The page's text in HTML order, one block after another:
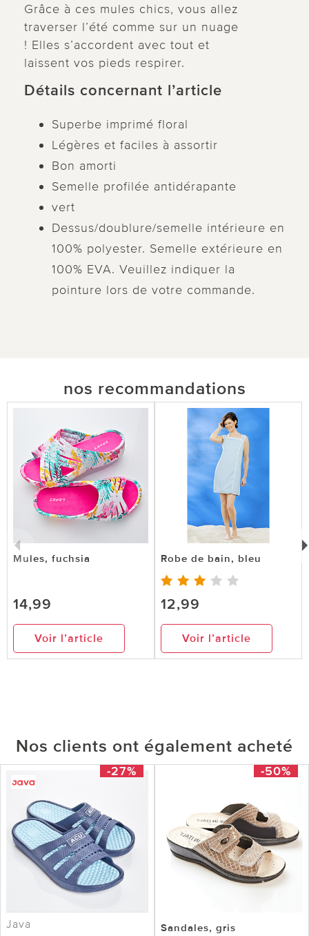
Grâce à ces mules chics, vous allez
traverser l’été comme sur un nuage
! Elles s’accordent avec tout et
laissent vos pieds respirer.
Détails concernant l’article
Superbe imprimé floral
Légères et faciles à assortir
Bon amorti
Semelle profilée antidérapante
vert
Dessus/doublure/semelle intérieure en
100% polyester. Semelle extérieure en
100% EVA. Veuillez indiquer la
pointure lors de votre commande.
nos recommandations
Mules, fuchsia
14,99
Voir l’article
Robe de bain, bleu
12,99
Voir l’article
Nos clients ont également acheté
-27%
Java
-50%
Sandales, gris